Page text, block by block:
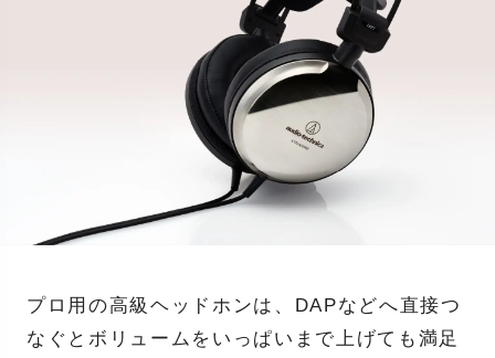
プロ用の高級ヘッドホンは、DAPなどへ直接つ
なぐとボリュームをいっぱいまで上げても満足